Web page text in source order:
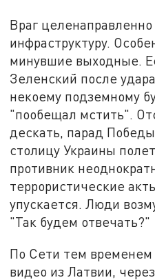
Враг
инфраструктуру.
минувшие выходные.
Зеленский после
некоему подземному
"пообещал мстить".
дескать, парад
столицу Украины
противник
террористические
упускается. Люди
"Так будем отвечать?"
По Сети тем временем
видео из Латвии,